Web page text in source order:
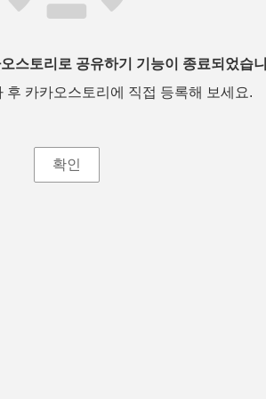
스토리로 공유하기 기능이 종료되었습
후 카카오스토리에 직접 등록해 보세요.
확인